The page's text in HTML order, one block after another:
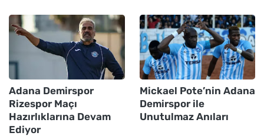
Adana Demirspor
Rizespor Maçı
Hazırlıklarına Devam
Ediyor
Mickael Pote’nin Adana
Demirspor ile
Unutulmaz Anıları